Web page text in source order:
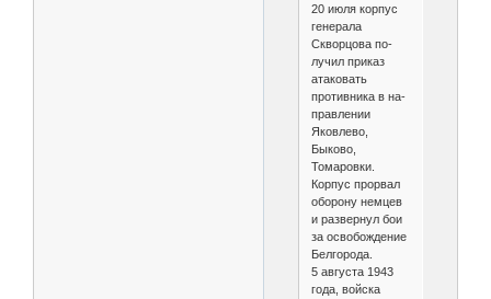
20 июля корпус
генерала
Скворцова по­
лучил приказ
атаковать
противника в на­
правлении
Яковлево,
Быково,
Томаровки.
Корпус прорвал
оборону немцев
и развер­нул бои
за освобождение
Белгорода.
5 августа 1943
года, войска